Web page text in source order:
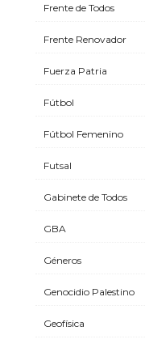
Frente de Todos
Frente Renovador
Fuerza Patria
Fútbol
Fútbol Femenino
Futsal
Gabinete de Todos
GBA
Géneros
Genocidio Palestino
Geofísica